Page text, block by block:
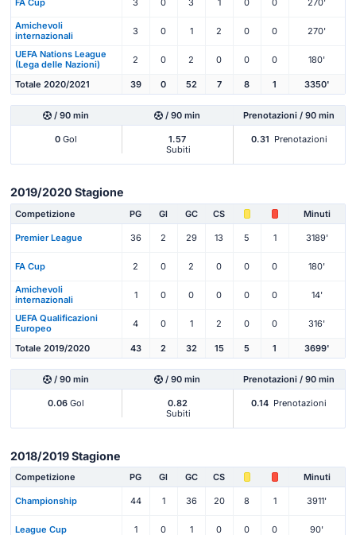
FA Cup 3 0 3 1 0 0 270'
Amichevoli
internazionali
3 0 1 2 0 0 270'
UEFA Nations League
(Lega delle Nazioni)
2 0 2 0 0 0 180'
Totale 2020/2021 39 0 52 7 8 1 3350'
/ 90 min / 90 min Prenotazioni / 90 min
0 Gol
1.57
Subiti
0.31 Prenotazioni
2019/2020 Stagione
Competizione PG Gl GC CS Minuti
Premier League 36 2 29 13 5 1 3189'
FA Cup 2 0 2 0 0 0 180'
Amichevoli
internazionali
1 0 0 0 0 0 14'
UEFA Qualificazioni
Europeo
4 0 1 2 0 0 316'
Totale 2019/2020 43 2 32 15 5 1 3699'
/ 90 min / 90 min Prenotazioni / 90 min
0.06 Gol
0.82
Subiti
0.14 Prenotazioni
2018/2019 Stagione
Competizione PG Gl GC CS Minuti
Championship 44 1 36 20 8 1 3911'
League Cup 1 0 1 0 0 0 90'